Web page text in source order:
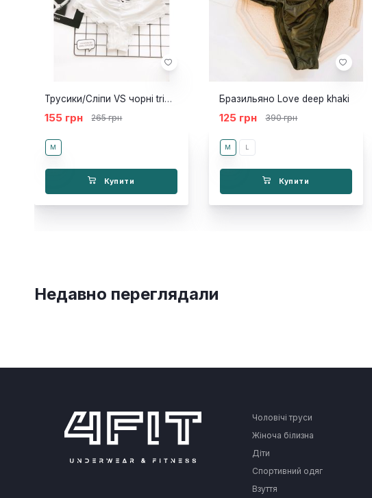
Трусики/Сліпи VS чорні triangle
155 грн 265 грн
M
Купити
Бразильяно Love deep khaki
125 грн 390 грн
M L
Купити
Недавно переглядали
Чоловічі труси
Жіноча білизна
Діти
Спортивний одяг
Взуття